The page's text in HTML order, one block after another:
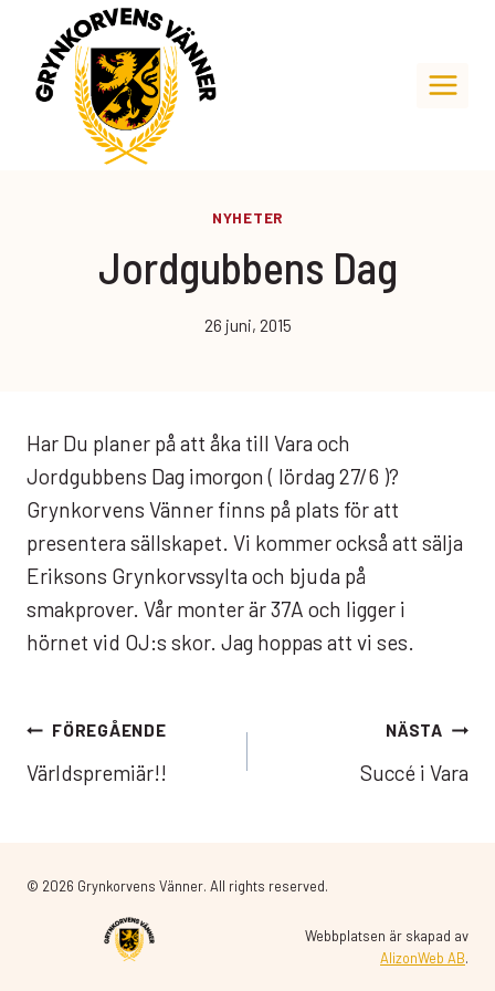
content
NYHETER
Jordgubbens Dag
26 juni, 2015
Har Du planer på att åka till Vara och
Jordgubbens Dag imorgon ( lördag 27/6 )?
Grynkorvens Vänner finns på plats för att
presentera sällskapet. Vi kommer också att sälja
Eriksons Grynkorvssylta och bjuda på
smakprover. Vår monter är 37A och ligger i
hörnet vid OJ:s skor. Jag hoppas att vi ses.
Inläggsnavigering
FÖREGÅENDE
Världspremiär!!
NÄSTA
Succé i Vara
© 2026 Grynkorvens Vänner. All rights reserved.
Webbplatsen är skapad av
AlizonWeb AB.